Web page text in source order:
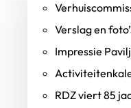
Verslag en
Impressie
RDZ viert 85